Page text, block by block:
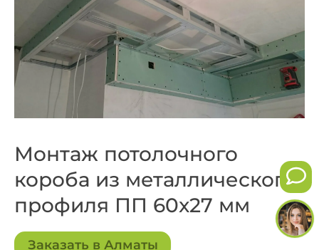
Монтаж потолочного
короба из металлического
профиля ПП 60x27 мм
Заказать в Алматы